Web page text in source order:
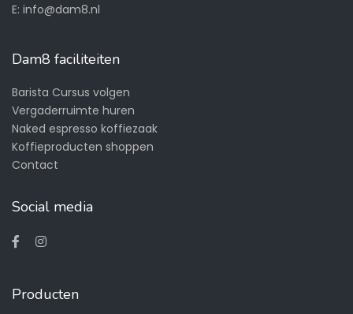
E: info@dam8.nl
Dam8 faciliteiten
Barista Cursus volgen
Vergaderruimte huren
Naked espresso koffiezaak
Koffieproducten shoppen
Contact
Social media
Producten